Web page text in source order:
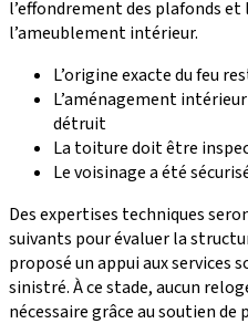
l’effondrement des plafonds
l’ameublement intérieur.
L’origine exacte du feu
L’aménagement
détruit
La toiture doit être
Le voisinage a été
Des expertises techniques
suivants pour évaluer la
proposé un appui aux services
sinistré. À ce stade, aucun
nécessaire grâce au soutien de